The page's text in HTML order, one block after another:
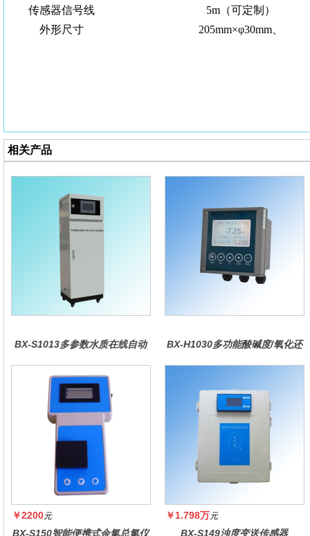
传感器信号线
5m（可定制）
外形尺寸
205mm×φ30mm、
相关产品
BX-S1013多参数水质在线自动
BX-H1030多功能酸碱度/氧化还
￥2200元
BX-S150智能便携式余氯总氯仪
￥1.798万元
BX-S149浊度变送传感器